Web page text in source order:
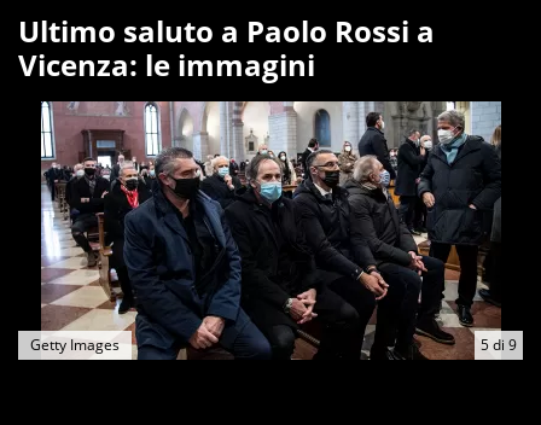
Ultimo saluto a Paolo Rossi a
Vicenza: le immagini
5di 9
Getty Images